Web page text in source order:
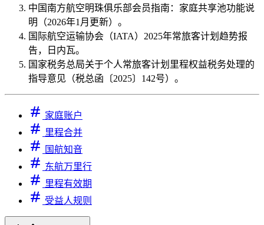
中国南方航空明珠俱乐部会员指南：家庭共享池功能说
明（2026年1月更新）。
国际航空运输协会（IATA）2025年常旅客计划趋势报
告，日内瓦。
国家税务总局关于个人常旅客计划里程权益税务处理的
指导意见（税总函〔2025〕142号）。
家庭账户
里程合并
国航知音
东航万里行
里程有效期
受益人规则